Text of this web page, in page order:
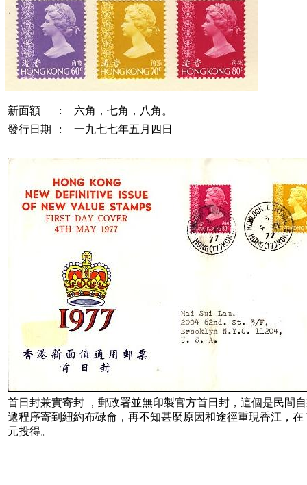
新面額 :
六角，七角，八角。
發行日期
: 一九七七年五月四日
首日封兼實寄封 ，郵政署並無印製官方首日封，這個是民間
遞程序寄到紐約布碌侖，再不知甚麼原因和途徑重現香江，在
元投得。